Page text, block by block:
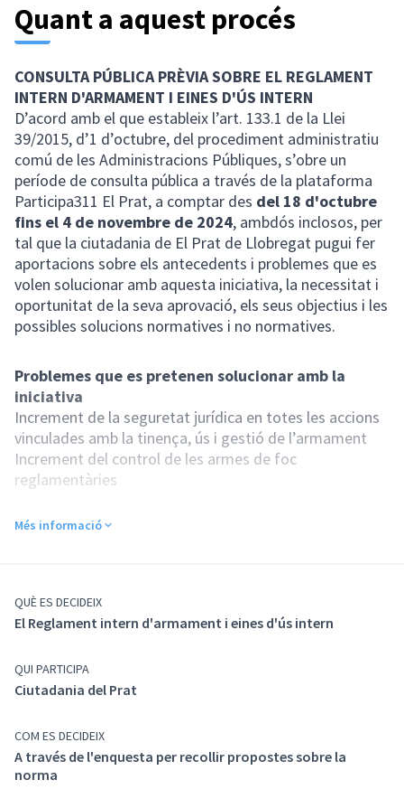
Quant a aquest procés
CONSULTA PÚBLICA PRÈVIA SOBRE EL REGLAMENT
INTERN D'ARMAMENT I EINES D'ÚS INTERN
D’acord amb el que estableix l’art. 133.1 de la Llei
39/2015, d’1 d’octubre, del procediment administratiu
comú de les Administracions Públiques, s’obre un
període de consulta pública a través de la plataforma
Participa311 El Prat, a comptar des del 18 d'octubre
fins el 4 de novembre de 2024, ambdós inclosos, per
tal que la ciutadania de El Prat de Llobregat pugui fer
aportacions sobre els antecedents i problemes que es
volen solucionar amb aquesta iniciativa, la necessitat i
oportunitat de la seva aprovació, els seus objectius i les
possibles solucions normatives i no normatives.
Problemes que es pretenen solucionar amb la
iniciativa
Increment de la seguretat jurídica en totes les accions
vinculades amb la tinença, ús i gestió de l’armament
Increment del control de les armes de foc
reglamentàries
Necessitat i oportunitat de la seva aprovació
La necessita és la de garantir la seguretat jurídica de
L’oportunitat ve donada per l’aprovació del Reglament
intern d’armament i eines d’ús policial, el qual pretén
foc reglamentàries i regular la seva dotació, ús i
control.
Regular els tipus d’armes de foc reglamentàries, les
armes particulars i les eines d’ús policial.
Disposar dels principis i justificació de l’ús de la força.
Més informació
QUÈ ES DECIDEIX
El Reglament intern d'armament i eines d'ús intern
QUI PARTICIPA
Ciutadania del Prat
COM ES DECIDEIX
A través de l'enquesta per recollir propostes sobre la
norma